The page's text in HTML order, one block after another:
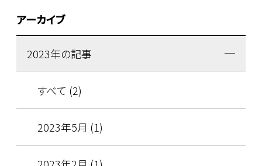
アーカイブ
2023年の記事
すべて (2)
2023年5月 (1)